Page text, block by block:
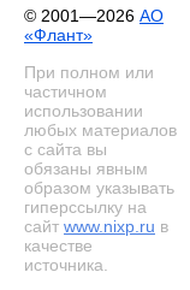
© 2001—2026 АО
«Флант»
При полном или
частичном
использовании
любых материалов
с сайта вы
обязаны явным
образом указывать
гиперссылку на
сайт www.nixp.ru в
качестве
источника.